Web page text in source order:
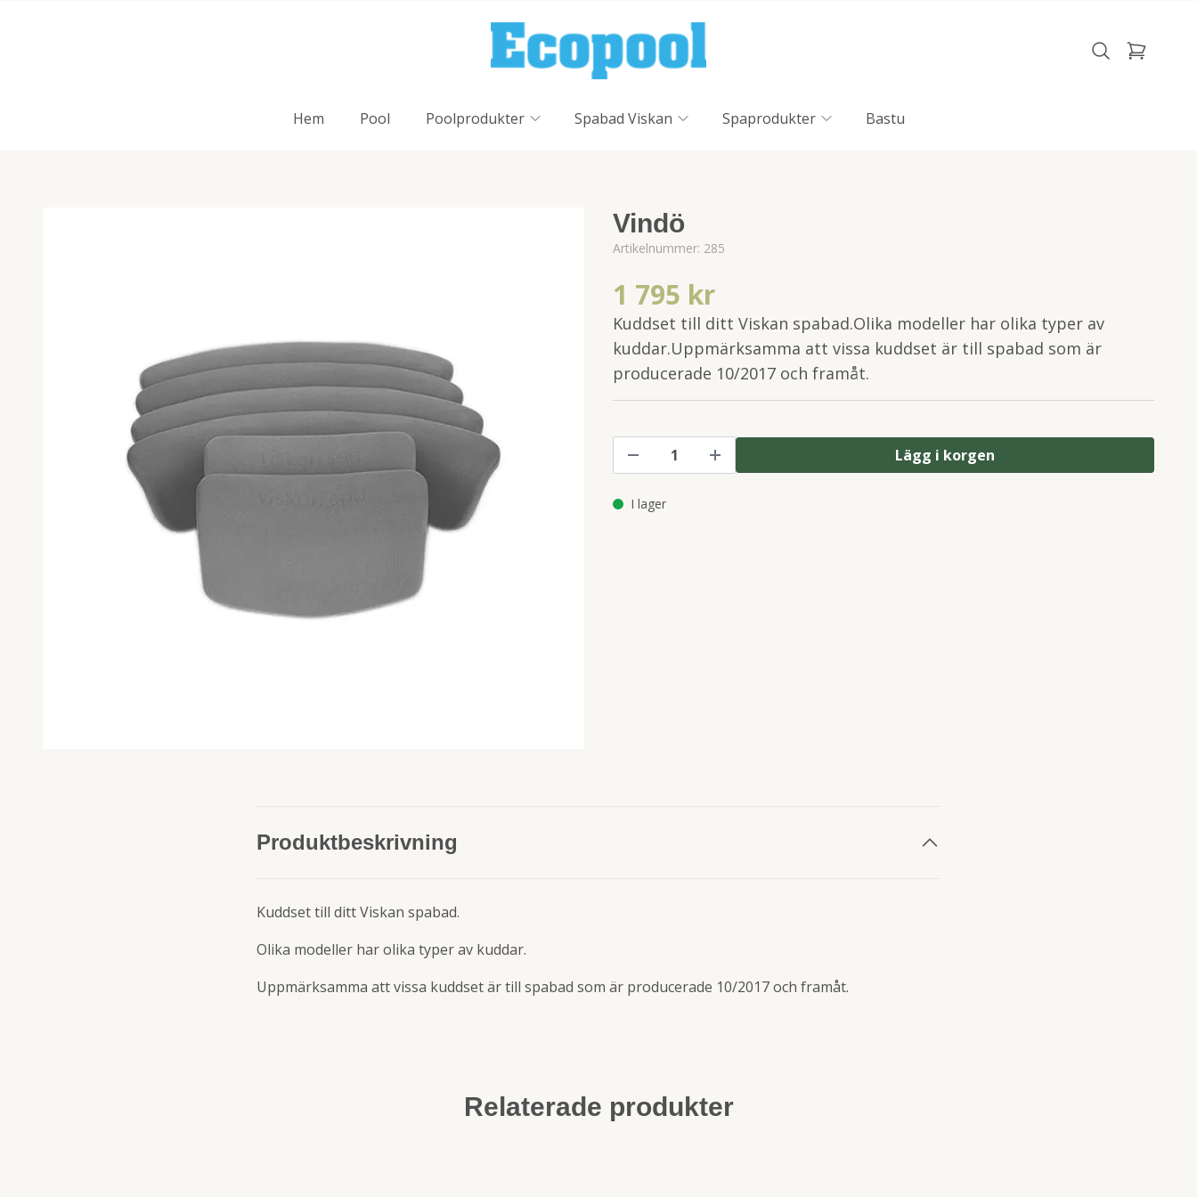
Hem Pool Poolprodukter Spabad Viskan Spaprodukter Bastu
Vindö
Artikelnummer: 285
1 795 kr
Kuddset till ditt Viskan spabad.Olika modeller har olika typer av
kuddar.Uppmärksamma att vissa kuddset är till spabad som är
producerade 10/2017 och framåt.
Lägg i korgen
I lager
Produktbeskrivning
Kuddset till ditt Viskan spabad.
Olika modeller har olika typer av kuddar.
Uppmärksamma att vissa kuddset är till spabad som är producerade 10/2017 och framåt.
Relaterade produkter